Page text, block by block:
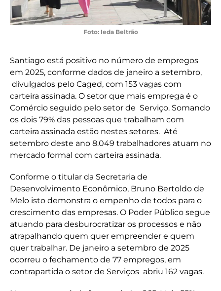
Foto: Ieda Beltrão
Santiago está positivo no número de empregos
em 2025, conforme dados de janeiro a setembro,
divulgados pelo Caged, com 153 vagas com
carteira assinada. O setor que mais emprega é o
Comércio seguido pelo setor de Serviço. Somando
os dois 79% das pessoas que trabalham com
carteira assinada estão nestes setores. Até
setembro deste ano 8.049 trabalhadores atuam no
mercado formal com carteira assinada.
Conforme o titular da Secretaria de
Desenvolvimento Econômico, Bruno Bertoldo de
Melo isto demonstra o empenho de todos para o
crescimento das empresas. O Poder Público segue
atuando para desburocratizar os processos e não
atrapalhando quem quer empreender e quem
quer trabalhar. De janeiro a setembro de 2025
ocorreu o fechamento de 77 empregos, em
contrapartida o setor de Serviços abriu 162 vagas.